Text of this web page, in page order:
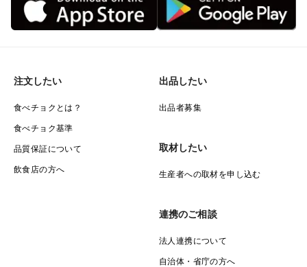
注文したい
食べチョクとは？
食べチョク基準
品質保証について
飲食店の方へ
出品したい
出品者募集
取材したい
生産者への取材を申し込む
連携のご相談
法人連携について
自治体・省庁の方へ